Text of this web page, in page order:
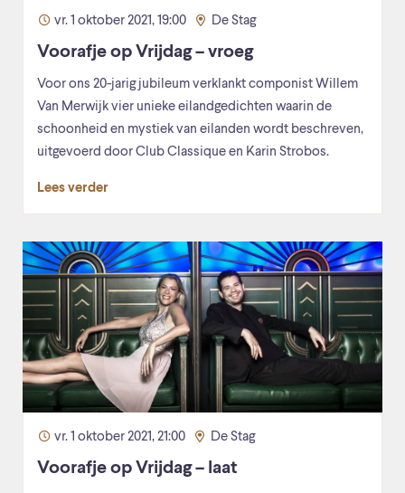
vr. 1 oktober 2021, 19:00 De Stag
Voorafje op Vrijdag – vroeg
Voor ons 20-jarig jubileum verklankt componist Willem
Van Merwijk vier unieke eilandgedichten waarin de
schoonheid en mystiek van eilanden wordt beschreven,
uitgevoerd door Club Classique en Karin Strobos.
Lees verder
vr. 1 oktober 2021, 21:00 De Stag
Voorafje op Vrijdag – laat